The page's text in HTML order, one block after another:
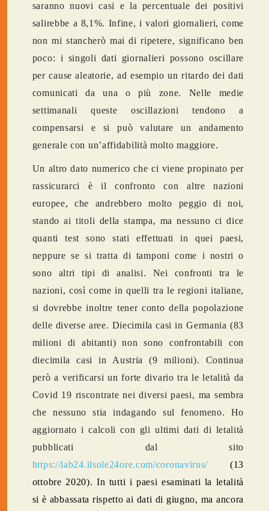
saranno nuovi casi e la percentuale dei positivi
salirebbe a 8,1%. Infine, i valori giornalieri, come
non mi stancherò mai di ripetere, significano ben
poco: i singoli dati giornalieri possono oscillare
per cause aleatorie, ad esempio un ritardo dei dati
comunicati da una o più zone. Nelle medie
settimanali queste oscillazioni tendono a
compensarsi e si può valutare un andamento
generale con un’affidabilità molto maggiore.
Un altro dato numerico che ci viene propinato per
rassicurarci è il confronto con altre nazioni
europee, che andrebbero molto peggio di noi,
stando ai titoli della stampa, ma nessuno ci dice
quanti test sono stati effettuati in quei paesi,
neppure se si tratta di tamponi come i nostri o
sono altri tipi di analisi. Nei confronti tra le
nazioni, così come in quelli tra le regioni italiane,
si dovrebbe inoltre tener conto della popolazione
delle diverse aree. Diecimila casi in Germania (83
milioni di abitanti) non sono confrontabili con
diecimila casi in Austria (9 milioni). Continua
però a verificarsi un forte divario tra le letalità da
Covid 19 riscontrate nei diversi paesi, ma sembra
che nessuno stia indagando sul fenomeno. Ho
aggiornato i calcoli con gli ultimi dati di letalità
pubblicati dal sito
https://lab24.ilsole24ore.com/coronavirus/
(13
ottobre 2020). In tutti i paesi esaminati la letalità
si è abbassata rispetto ai dati di giugno, ma ancora